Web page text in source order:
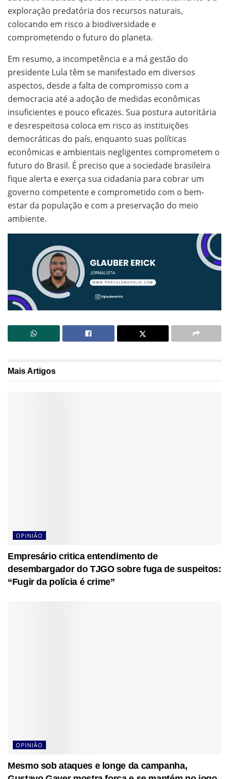
exploração predatória dos recursos naturais,
colocando em risco a biodiversidade e
comprometendo o futuro do planeta.
Em resumo, a incompetência e a má gestão do
presidente Lula têm se manifestado em diversos
aspectos, desde a falta de compromisso com a
democracia até a adoção de medidas econômicas
insuficientes e pouco eficazes. Sua postura autoritária
e desrespeitosa coloca em risco as instituições
democráticas do país, enquanto suas políticas
econômicas e ambientais negligentes comprometem o
futuro do Brasil. É preciso que a sociedade brasileira
fique alerta e exerça sua cidadania para cobrar um
governo competente e comprometido com o bem-
estar da população e com a preservação do meio
ambiente.
MaisArtigos
OPINIÃO
Empresário critica entendimento de
desembargador do TJGO sobre fuga de suspeitos:
“Fugir da polícia é crime”
OPINIÃO
Mesmo sob ataques e longe da campanha,